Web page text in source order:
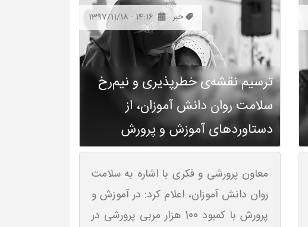
ترسیم نقشه‌ی خطرپذیری و نیم‌رخ
سلامت روان دانش آموزان، از
دستاوردهای آموزش و پرورش
خبر 1397/11/18 - 14:16
معاون پرورشی و فکری با اشاره به سلامت
روان دانش آموزان، اعلام کرد: در آموزش و
پرورش با کمبود 100 هزار مربی پرورشی در